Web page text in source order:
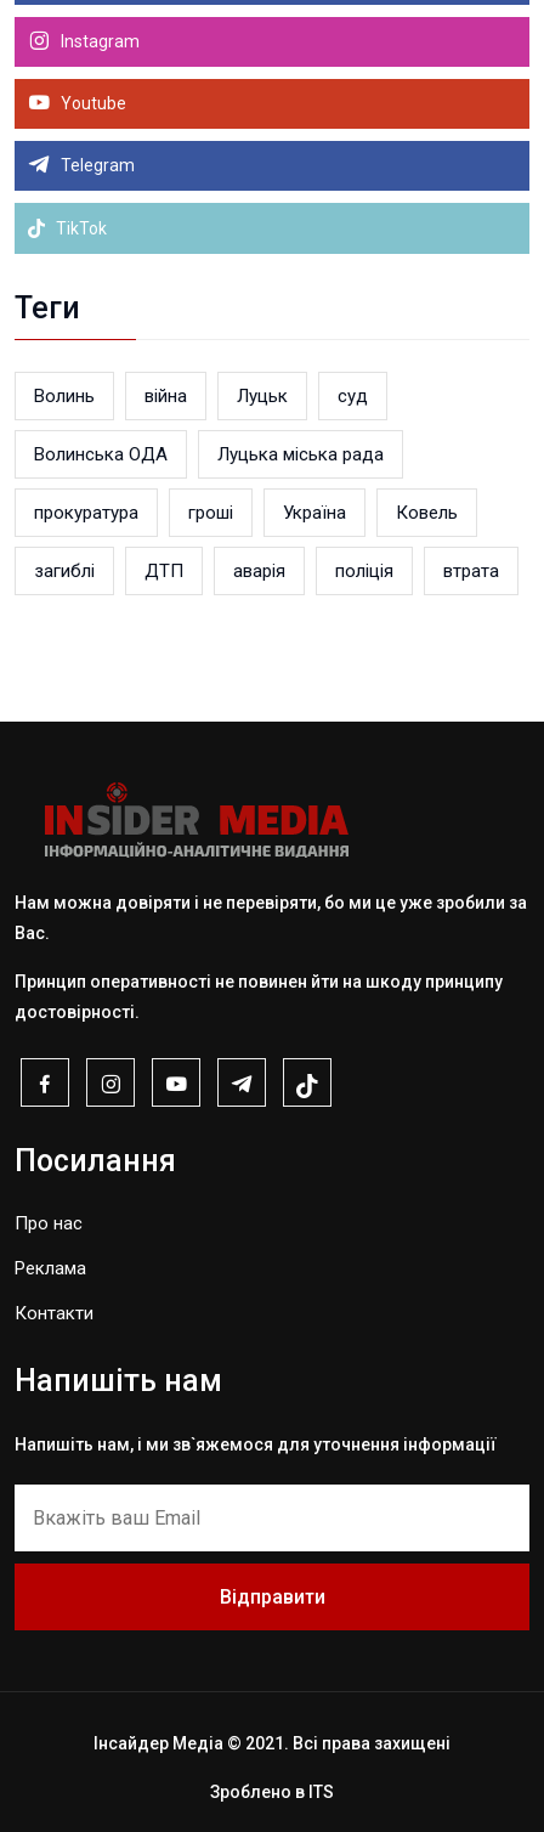
Instagram
Youtube
Telegram
TikTok
Теги
Волинь війна Луцьк суд
Волинська ОДА Луцька міська рада
прокуратура гроші Україна Ковель
загиблі ДТП аварія поліція втрата
Нам можна довіряти і не перевіряти, бо ми це уже зробили за
Вас.
Принцип оперативності не повинен йти на шкоду принципу
достовірності.
Посилання
Про нас
Реклама
Контакти
Напишіть нам
Напишіть нам, і ми зв`яжемося для уточнення інформації
Відправити
Інсайдер Медіа © 2021. Всі права захищені
Зроблено в ITS